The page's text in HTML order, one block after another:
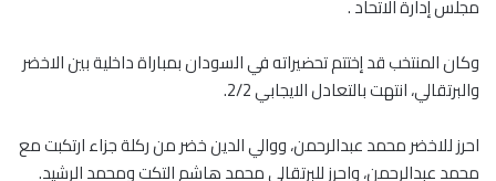
مجلس إدارة الاتحاد .
وكان المنتخب قد إختتم تحضيراته في السودان بمباراة داخلية بين الاخضر
والبرتقالي، انتهت بالتعادل الايجابي 2/2.
احرز للاخضر محمد عبدالرحمن، ووالي الدين خضر من ركلة جزاء ارتكبت مع
محمد عبدالرحمن، واحرز للبرتقالي محمد هاشم التكت ومحمد الرشيد.